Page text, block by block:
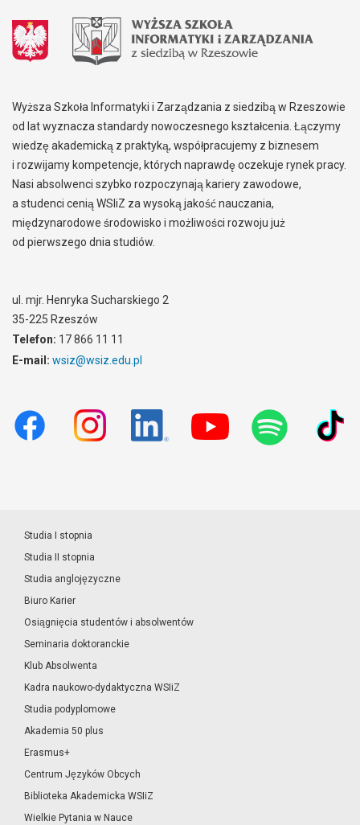
Wyższa Szkoła Informatyki i Zarządzania z siedzibą w Rzeszowie
od lat wyznacza standardy nowoczesnego kształcenia. Łączymy
wiedzę akademicką z praktyką, współpracujemy z biznesem
i rozwijamy kompetencje, których naprawdę oczekuje rynek pracy.
Nasi absolwenci szybko rozpoczynają kariery zawodowe,
a studenci cenią WSIiZ za wysoką jakość nauczania,
międzynarodowe środowisko i możliwości rozwoju już
od pierwszego dnia studiów.
ul. mjr. Henryka Sucharskiego 2
35-225 Rzeszów
Telefon: 17 866 11 11
E-mail: wsiz@wsiz.edu.pl
Studia I stopnia
Studia II stopnia
Studia anglojęzyczne
Biuro Karier
Osiągnięcia studentów i absolwentów
Seminaria doktoranckie
Klub Absolwenta
Kadra naukowo-dydaktyczna WSIiZ
Studia podyplomowe
Akademia 50 plus
Erasmus+
Centrum Języków Obcych
Biblioteka Akademicka WSIiZ
Wielkie Pytania w Nauce